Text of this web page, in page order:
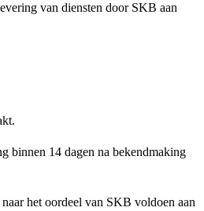
van diensten door SKB aan
binnen 14 dagen na bekendmaking
het oordeel van SKB voldoen aan